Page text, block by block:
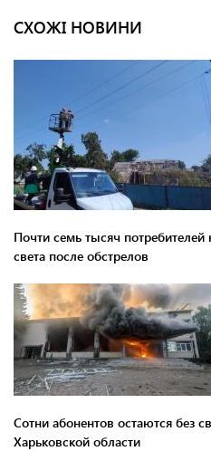
СХОЖІ НОВИНИ
Почти семь тысяч
света после обстрелов
Сотни абонентов остаются без
Харьковской области